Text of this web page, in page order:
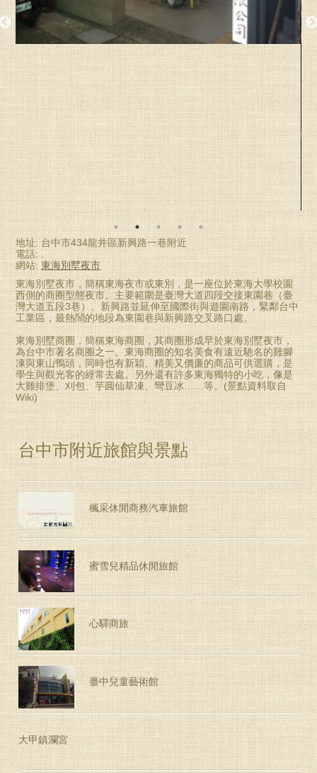
地址: 台中市434龍井區新興路一巷附近
電話: .
網站:東海別墅夜市
東海別墅夜市，簡稱東海夜市或東別，是一座位於東海大學校園
西側的商圈型態夜市。主要範圍是臺灣大道四段交接東園巷（臺
灣大道五段3巷）、新興路並延伸至國際街與遊園南路，緊鄰台中
工業區，最熱鬧的地段為東園巷與新興路交叉路口處。
東海別墅商圈，簡稱東海商圈，其商圈形成早於東海別墅夜市，
為台中市著名商圈之一。東海商圈的知名美食有遠近馳名的雞腳
凍與東山鴨頭，同時也有新穎、精美又價廉的商品可供選購，是
學生與觀光客的經常去處。另外還有許多東海獨特的小吃，像是
大雞排堡、刈包、芋圓仙草凍、彎豆冰……等。(景點資料取自
Wiki)
台中市附近旅館與景點
楓采休閒商務汽車旅館
蜜雪兒精品休閒旅館
心驛商旅
臺中兒童藝術館
大甲鎮瀾宮